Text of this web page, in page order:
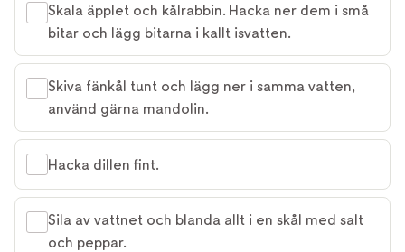
Skala äpplet och kålrabbin. Hacka ner dem i små
bitar och lägg bitarna i kallt isvatten.
Skiva fänkål tunt och lägg ner i samma vatten,
använd gärna mandolin.
Hacka dillen fint.
Sila av vattnet och blanda allt i en skål med salt
och peppar.